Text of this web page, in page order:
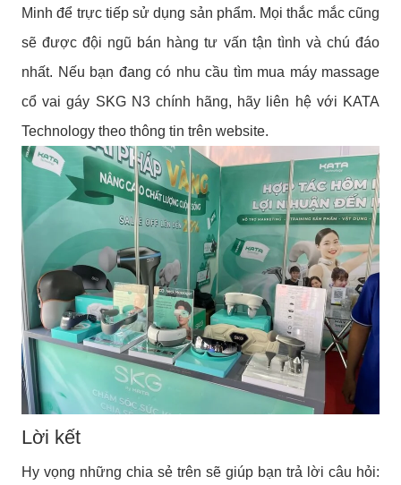
Minh để trực tiếp sử dụng sản phẩm. Mọi thắc mắc cũng
sẽ được đội ngũ bán hàng tư vấn tận tình và chú đáo
nhất. Nếu bạn đang có nhu cầu tìm mua máy massage
cổ vai gáy SKG N3 chính hãng, hãy liên hệ với KATA
Technology theo thông tin trên website.
Lời kết
Hy vọng những chia sẻ trên sẽ giúp bạn trả lời câu hỏi: